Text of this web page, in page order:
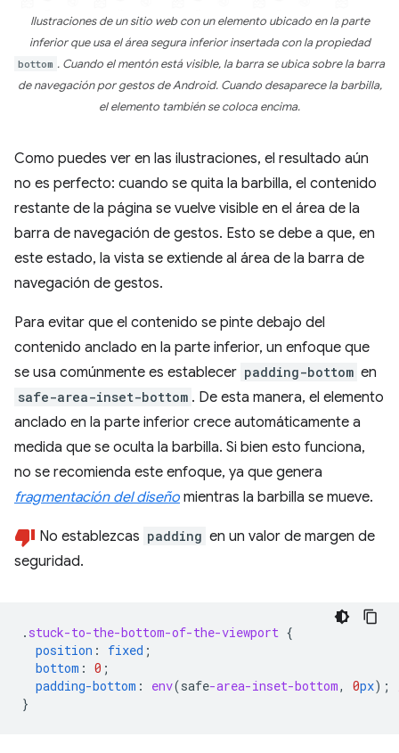
Ilustraciones de un sitio web con un elemento ubicado en la parte
inferior que usa el área segura inferior insertada con la propiedad
bottom . Cuando el mentón está visible, la barra se ubica sobre la barra
de navegación por gestos de Android. Cuando desaparece la barbilla,
el elemento también se coloca encima.
Como puedes ver en las ilustraciones, el resultado aún
no es perfecto: cuando se quita la barbilla, el contenido
restante de la página se vuelve visible en el área de la
barra de navegación de gestos. Esto se debe a que, en
este estado, la vista se extiende al área de la barra de
navegación de gestos.
Para evitar que el contenido se pinte debajo del
contenido anclado en la parte inferior, un enfoque que
se usa comúnmente es establecer padding-bottom en
safe-area-inset-bottom . De esta manera, el elemento
anclado en la parte inferior crece automáticamente a
medida que se oculta la barbilla. Si bien esto funciona,
no se recomienda este enfoque, ya que genera
fragmentación del diseño mientras la barbilla se mueve.
No establezcas padding en un valor de margen de
seguridad.
. stuck-to-the-bottom-of-the-viewport {
position : fixed ;
bottom : 0 ;
padding-bottom : env(safe-area-inset-bottom, 0px);
}